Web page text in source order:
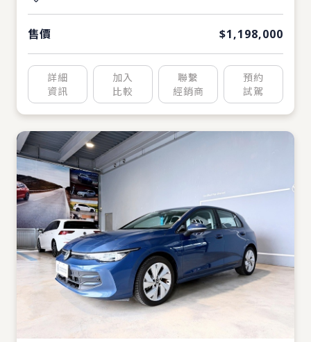
售價 $1,198,000
詳細
資訊
加入
比較
聯繫
經銷商
預約
試駕